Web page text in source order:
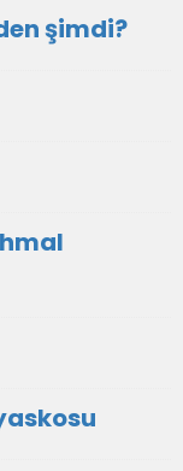
şimdi?